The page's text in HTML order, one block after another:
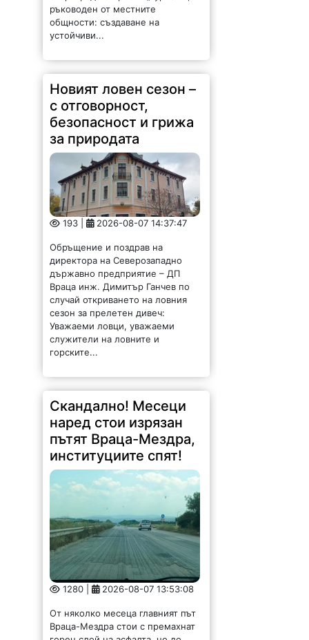
ръководен от местните
общности: създаване на
устойчиви...
Новият ловен сезон –
с отговорност,
безопасност и грижа
за природата
193 | 2026-08-07 14:37:47
Обръщение и поздрав на
директора на Северозападно
държавно предприятие – ДП
Враца инж. Димитър Ганчев по
случай откриването на ловния
сезон за прелетен дивеч:
Уважаеми ловци, уважаеми
служители на ловните и
горските...
Скандално! Месеци
наред стои изрязан
пътят Враца-Мездра,
институциите спят!
1280 | 2026-08-07 13:53:08
От няколко месеца главният път
Враца-Мездра стои с премахнат
горен слой на асфалта, но до